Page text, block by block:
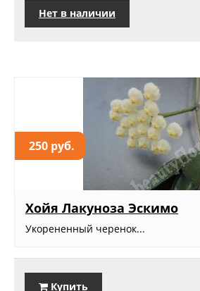
Нет в наличии
250 руб.
Хойя Лакуноза Эскимо
Укорененный черенок...
Купить